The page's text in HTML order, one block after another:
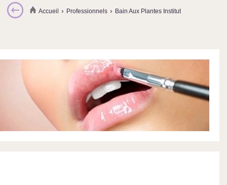
Accueil › Professionnels › Bain Aux Plantes Institut